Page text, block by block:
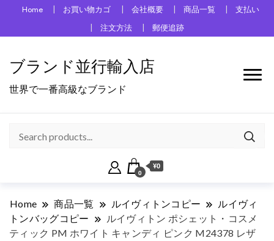
Home お買い物カゴ 会社概要 商品一覧
支払い
注文方法
郵便追跡
ブランド並行輸入店
世界で一番高級なブランド
0
¥0
Home 商品一覧 ルイヴィトンコピー
ルイヴィ
トンバッグコピー
ルイヴィトン ポシェット・コスメ
ティック PM ホワイト キャンディ ピンク M24378 レザ